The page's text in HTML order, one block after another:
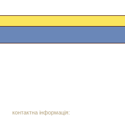
контактна інформація: